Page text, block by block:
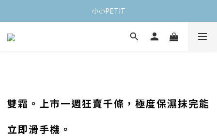
小小PETIT
雙霜。上市一週狂賣千條，極度保濕抹完能
立即滑手機。